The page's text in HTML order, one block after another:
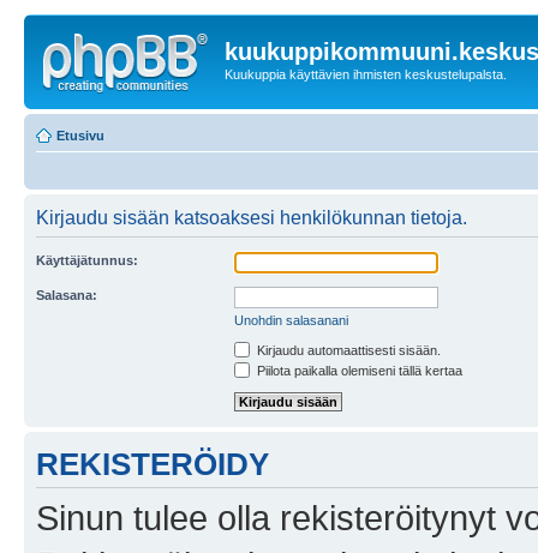
Kuukuppia käyttävien ihmisten keskustelupalsta.
Etusivu
Kirjaudu sisään katsoaksesi henkilökunnan tietoja.
Käyttäjätunnus:
Salasana:
Unohdin salasanani
Kirjaudu automaattisesti sisään.
Piilota paikalla olemiseni tällä kertaa
REKISTERÖIDY
Sinun tulee olla rekisteröitynyt